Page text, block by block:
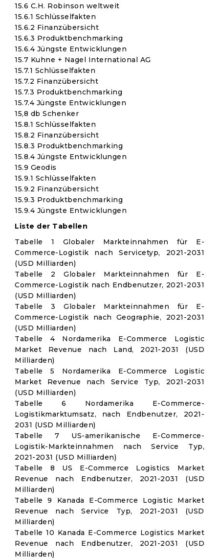
15.6 C.H. Robinson weltweit
15.6.1 Schlüsselfakten
15.6.2 Finanzübersicht
15.6.3 Produktbenchmarking
15.6.4 Jüngste Entwicklungen
15.7 Kuhne + Nagel International AG
15.7.1 Schlüsselfakten
15.7.2 Finanzübersicht
15.7.3 Produktbenchmarking
15.7.4 Jüngste Entwicklungen
15,8 db Schenker
15.8.1 Schlüsselfakten
15.8.2 Finanzübersicht
15.8.3 Produktbenchmarking
15.8.4 Jüngste Entwicklungen
15.9 Geodis
15.9.1 Schlüsselfakten
15.9.2 Finanzübersicht
15.9.3 Produktbenchmarking
15.9.4 Jüngste Entwicklungen
Liste der Tabellen
Tabelle 1 Globaler Markteinnahmen für E-
Commerce-Logistik nach Servicetyp, 2021-2031
(USD Milliarden)
Tabelle 2 Globaler Markteinnahmen für E-
Commerce-Logistik nach Endbenutzer, 2021-2031
(USD Milliarden)
Tabelle 3 Globaler Markteinnahmen für E-
Commerce-Logistik nach Geographie, 2021-2031
(USD Milliarden)
Tabelle 4 Nordamerika E-Commerce Logistic
Market Revenue nach Land, 2021-2031 (USD
Milliarden)
Tabelle 5 Nordamerika E-Commerce Logistic
Market Revenue nach Service Typ, 2021-2031
(USD Milliarden)
Tabelle 6 Nordamerika E-Commerce-
Logistikmarktumsatz, nach Endbenutzer, 2021-
2031 (USD Milliarden)
Tabelle 7 US-amerikanische E-Commerce-
Logistik-Markteinnahmen nach Service Typ,
2021-2031 (USD Milliarden)
Tabelle 8 US E-Commerce Logistics Market
Revenue nach Endbenutzer, 2021-2031 (USD
Milliarden)
Tabelle 9 Kanada E-Commerce Logistic Market
Revenue nach Service Typ, 2021-2031 (USD
Milliarden)
Tabelle 10 Kanada E-Commerce Logistics Market
Revenue nach Endbenutzer, 2021-2031 (USD
Milliarden)